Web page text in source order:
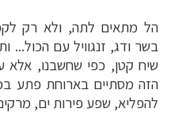
הל מתאים לתה, ולא רק
בשר ודג, זנגוויל עם הכול...
שיח קטן, כפי שחשבנו, אלא
הזה מסתיים בארוחת פתע
להפליא, שפע פירות ים,